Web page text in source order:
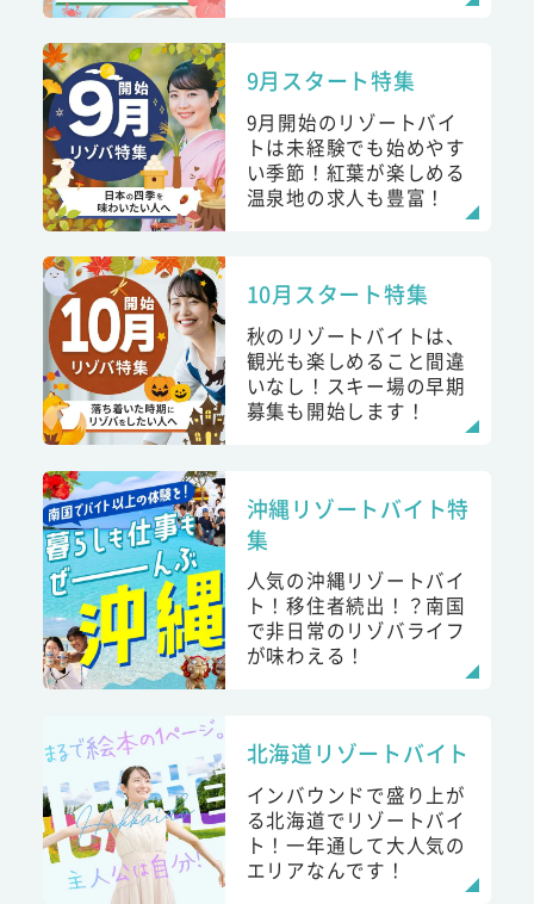
9月スタート特集
9月開始のリゾートバイ
トは未経験でも始めやす
い季節！紅葉が楽しめる
温泉地の求人も豊富！
10月スタート特集
秋のリゾートバイトは、
観光も楽しめること間違
いなし！スキー場の早期
募集も開始します！
沖縄リゾートバイト特
集
人気の沖縄リゾートバイ
ト！移住者続出！？南国
で非日常のリゾバライフ
が味わえる！
北海道リゾートバイト
インバウンドで盛り上が
る北海道でリゾートバイ
ト！一年通して大人気の
エリアなんです！